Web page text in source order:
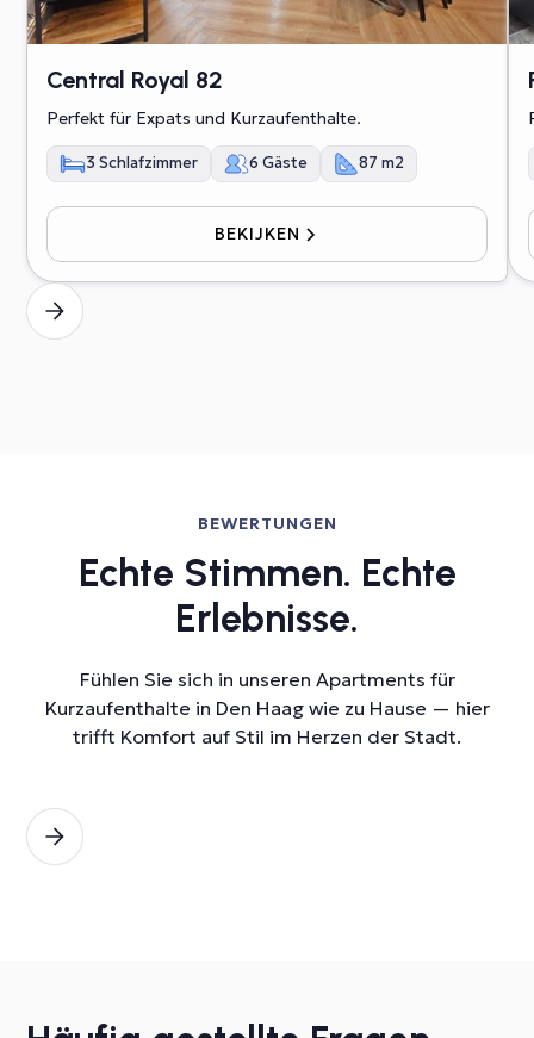
Central Royal 82
Perfekt für Expats und Kurzaufenthalte.
3 Schlafzimmer 6 Gäste 87 m2
BEKIJKEN
BEWERTUNGEN
Echte Stimmen. Echte
Erlebnisse.
Fühlen Sie sich in unseren Apartments für
Kurzaufenthalte in Den Haag wie zu Hause — hier
trifft Komfort auf Stil im Herzen der Stadt.